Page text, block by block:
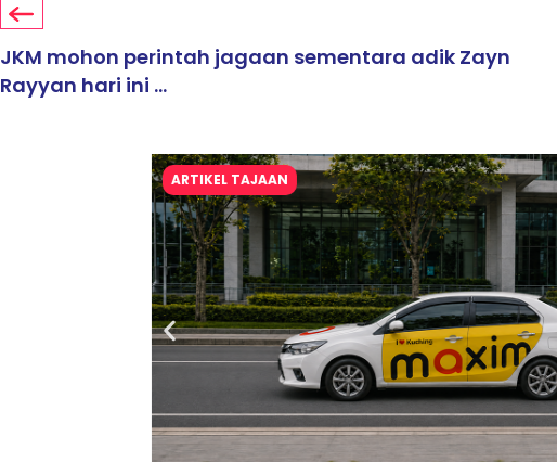
JKM mohon perintah jagaan sementara adik Zayn
Rayyan hari ini ...
ARTIKEL TAJAAN